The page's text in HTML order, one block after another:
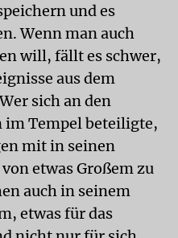
und es
Wenn man auch
will, fällt es schwer,
aus dem
sich an den
im Tempel beteiligte,
mit in seinen
etwas Großem zu
auch in seinem
etwas für das